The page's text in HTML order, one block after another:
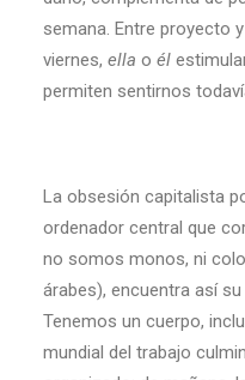
semana. Entre proyecto
viernes, ella o él
permiten sentirnos
La obsesión capitalista
ordenador central que
no somos monos, ni
árabes), encuentra así
Tenemos un cuerpo,
mundial del trabajo